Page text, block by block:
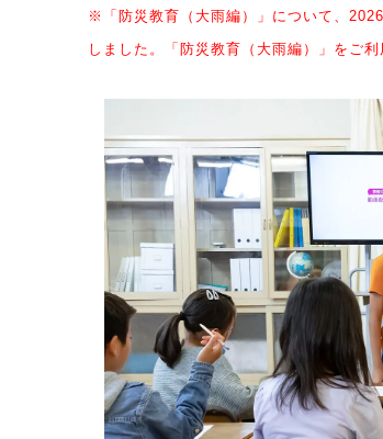
※「防災教育（大雨編）」について、​
しました。​ 「防災教育（大雨編）」をご